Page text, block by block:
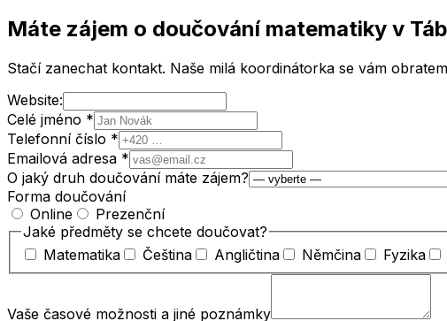
Máte zájem o doučování matematiky v
Stačí zanechat kontakt. Naše milá koordinátorka se vám
Website:
Celé jméno *
Telefonní číslo *
Emailová adresa *
O jaký druh doučování máte zájem?
Forma doučování
Online
Prezenční
Jaké předměty se chcete doučovat?
Matematika
Čeština Angličtina Němčina Fyzika
Vaše časové možnosti a jiné poznámky